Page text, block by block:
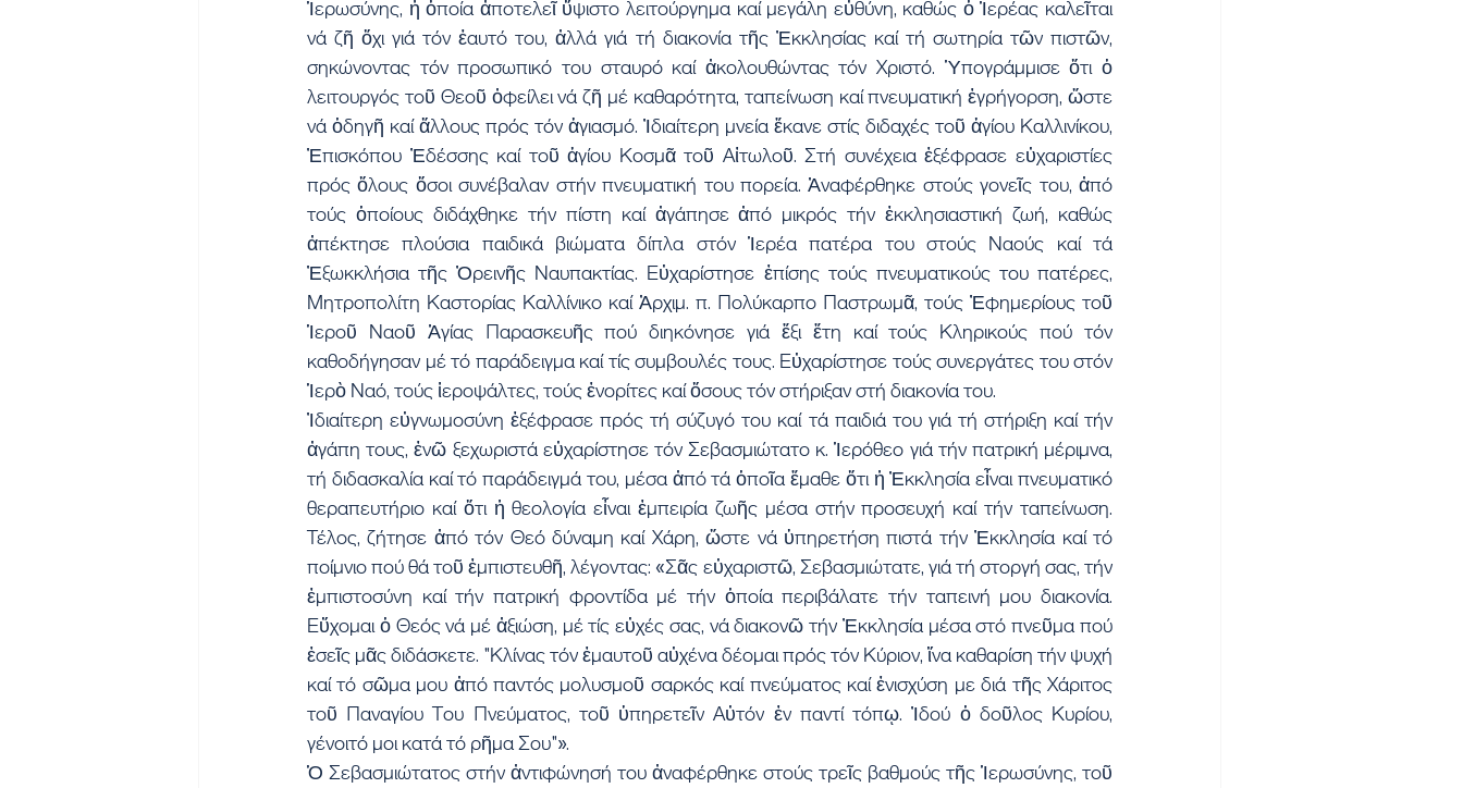
Ἱερωσύνης, ἡ ὁποία ἀποτελεῖ ὕψιστο λειτούργημα καί μεγάλη εὐθύνη, καθώς ὁ Ἱερέας καλεῖται
νά ζῆ ὄχι γιά τόν ἑαυτό του, ἀλλά γιά τή διακονία τῆς Ἐκκλησίας καί τή σωτηρία τῶν πιστῶν,
σηκώνοντας τόν προσωπικό του σταυρό καί ἀκολουθώντας τόν Χριστό. Ὑπογράμμισε ὅτι ὁ
λειτουργός τοῦ Θεοῦ ὀφείλει νά ζῆ μέ καθαρότητα, ταπείνωση καί πνευματική ἐγρήγορση, ὥστε
νά ὁδηγῆ καί ἄλλους πρός τόν ἁγιασμό. Ἰδιαίτερη μνεία ἔκανε στίς διδαχές τοῦ ἁγίου Καλλινίκου,
Ἐπισκόπου Ἐδέσσης καί τοῦ ἁγίου Κοσμᾶ τοῦ Αἰτωλοῦ. Στή συνέχεια ἐξέφρασε εὐχαριστίες
πρός ὅλους ὅσοι συνέβαλαν στήν πνευματική του πορεία. Ἀναφέρθηκε στούς γονεῖς του, ἀπό
τούς ὁποίους διδάχθηκε τήν πίστη καί ἀγάπησε ἀπό μικρός τήν ἐκκλησιαστική ζωή, καθώς
ἀπέκτησε πλούσια παιδικά βιώματα δίπλα στόν Ἱερέα πατέρα του στούς Ναούς καί τά
Ἐξωκκλήσια τῆς Ὀρεινῆς Ναυπακτίας. Εὐχαρίστησε ἐπίσης τούς πνευματικούς του πατέρες,
Μητροπολίτη Καστορίας Καλλίνικο καί Ἀρχιμ. π. Πολύκαρπο Παστρωμᾶ, τούς Ἐφημερίους τοῦ
Ἱεροῦ Ναοῦ Ἁγίας Παρασκευῆς πού διηκόνησε γιά ἕξι ἔτη καί τούς Κληρικούς πού τόν
καθοδήγησαν μέ τό παράδειγμα καί τίς συμβουλές τους. Εὐχαρίστησε τούς συνεργάτες του στόν
Ἱερὸ Ναό, τούς ἱεροψάλτες, τούς ἐνορίτες καί ὅσους τόν στήριξαν στή διακονία του.
Ἰδιαίτερη εὐγνωμοσύνη ἐξέφρασε πρός τή σύζυγό του καί τά παιδιά του γιά τή στήριξη καί τήν
ἀγάπη τους, ἐνῶ ξεχωριστά εὐχαρίστησε τόν Σεβασμιώτατο κ. Ἱερόθεο γιά τήν πατρική μέριμνα,
τή διδασκαλία καί τό παράδειγμά του, μέσα ἀπό τά ὁποῖα ἔμαθε ὅτι ἡ Ἐκκλησία εἶναι πνευματικό
θεραπευτήριο καί ὅτι ἡ θεολογία εἶναι ἐμπειρία ζωῆς μέσα στήν προσευχή καί τήν ταπείνωση.
Τέλος, ζήτησε ἀπό τόν Θεό δύναμη καί Χάρη, ὥστε νά ὑπηρετήση πιστά τήν Ἐκκλησία καί τό
ποίμνιο πού θά τοῦ ἐμπιστευθῆ, λέγοντας: «Σᾶς εὐχαριστῶ, Σεβασμιώτατε, γιά τή στοργή σας, τήν
ἐμπιστοσύνη καί τήν πατρική φροντίδα μέ τήν ὁποία περιβάλατε τήν ταπεινή μου διακονία.
Εὔχομαι ὁ Θεός νά μέ ἀξιώση, μέ τίς εὐχές σας, νά διακονῶ τήν Ἐκκλησία μέσα στό πνεῦμα πού
ἐσεῖς μᾶς διδάσκετε. "Κλίνας τόν ἐμαυτοῦ αὐχένα δέομαι πρός τόν Κύριον, ἵνα καθαρίση τήν ψυχή
καί τό σῶμα μου ἀπό παντός μολυσμοῦ σαρκός καί πνεύματος καί ἐνισχύση με διά τῆς Χάριτος
τοῦ Παναγίου Του Πνεύματος, τοῦ ὑπηρετεῖν Αὐτόν ἐν παντί τόπῳ. Ἰδού ὁ δοῦλος Κυρίου,
γένοιτό μοι κατά τό ρῆμα Σου"».
Ὁ Σεβασμιώτατος στήν ἀντιφώνησή του ἀναφέρθηκε στούς τρεῖς βαθμούς τῆς Ἱερωσύνης, τοῦ